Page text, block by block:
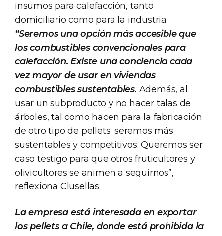
insumos para calefacción, tanto
domiciliario como para la industria.
“Seremos una opción más accesible que
los combustibles convencionales para
calefacción. Existe una conciencia cada
vez mayor de usar en viviendas
combustibles sustentables. Además, al
usar un subproducto y no hacer talas de
árboles, tal como hacen para la fabricación
de otro tipo de pellets, seremos más
sustentables y competitivos. Queremos ser
caso testigo para que otros fruticultores y
olivicultores se animen a seguirnos”,
reflexiona Clusellas.
La empresa está interesada en exportar
los pellets a Chile, donde está prohibida la